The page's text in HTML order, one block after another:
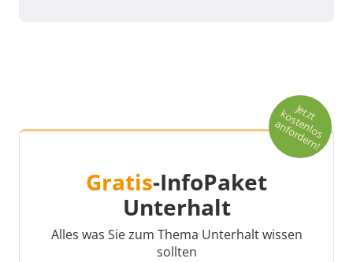
Gratis-InfoPaket
Unterhalt
Alles was Sie zum Thema Unterhalt wissen
sollten
Je
t
z
t
k
o
s
t
e
n
lo
s
a
n
fo
r
d
e
r
n
!